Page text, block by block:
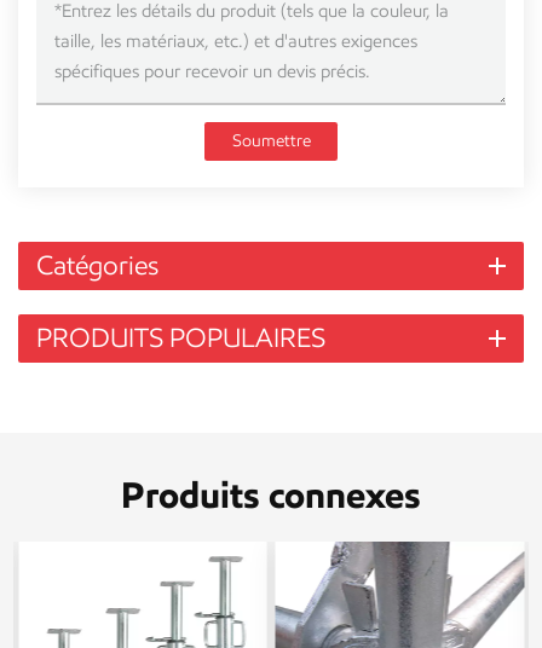
Soumettre
Catégories
PRODUITS POPULAIRES
Produits connexes